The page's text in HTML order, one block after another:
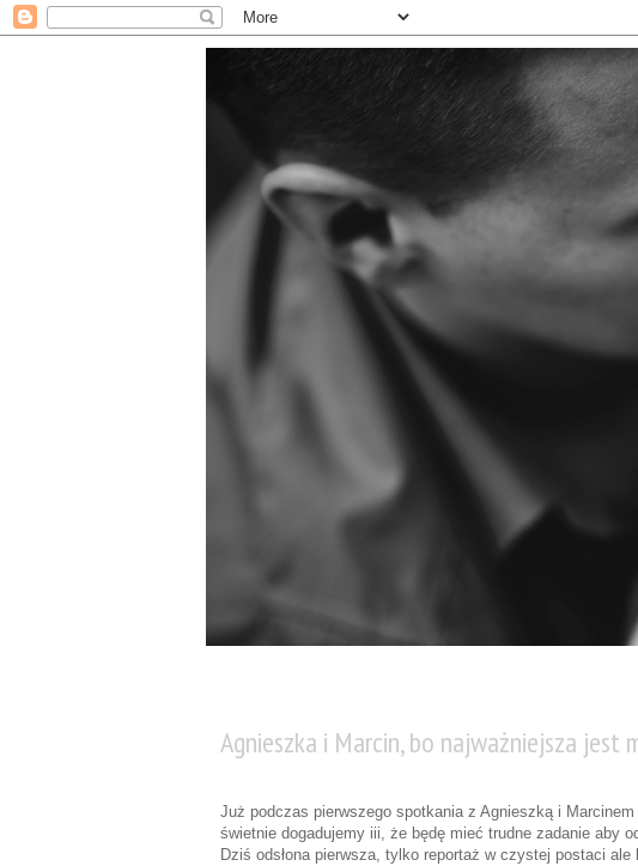
Agnieszka i Marcin, bo najważniejsza jest
Już podczas pierwszego spotkania z Agnieszką i
świetnie dogadujemy iii, że będę mieć trudne zadanie aby
Dziś odsłona pierwsza, tylko reportaż w czystej postaci